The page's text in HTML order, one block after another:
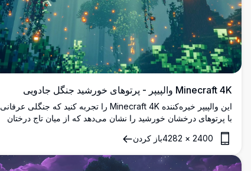
Minecraft 4K والپیپر - پرتوهای خورشید جنگل جادویی
این والپیپر خیره‌کننده Minecraft 4K را تجربه کنید که جنگلی عرفانی
با پرتوهای درخشان خورشید را نشان می‌دهد که از میان تاج درختان
انبوه عبور می‌کنند. کره‌های درخشان شناور و ذرات جادویی فضایی
مسحورکننده در این شاهکار منظره با وضوح بالا ایجاد می‌کنند.
2400
×
4282باز کردن